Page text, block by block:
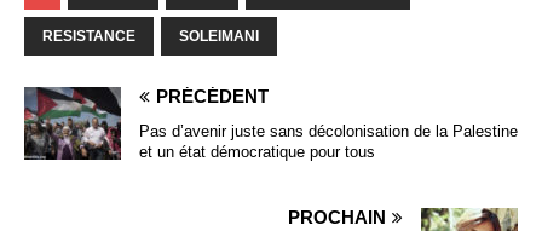
RESISTANCE SOLEIMANI
PRÉCÉDENT
Pas d’avenir juste sans décolonisation de la Palestine
et un état démocratique pour tous
PROCHAIN